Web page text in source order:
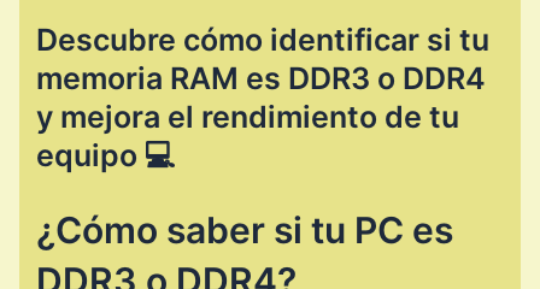
Descubre cómo identificar si tu
memoria RAM es DDR3 o DDR4
y mejora el rendimiento de tu
equipo 💻
¿Cómo saber si tu PC es